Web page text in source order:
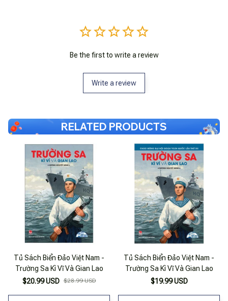
Be the first to write a review
Write a review
RELATED PRODUCTS
Tủ Sách Biển Đảo Việt Nam -
Trường Sa Kì Vĩ Và Gian Lao
$20.99 USD $28.99 USD
Tủ Sách Biển Đảo Việt Nam -
Trường Sa Kì Vĩ Và Gian Lao
$19.99 USD